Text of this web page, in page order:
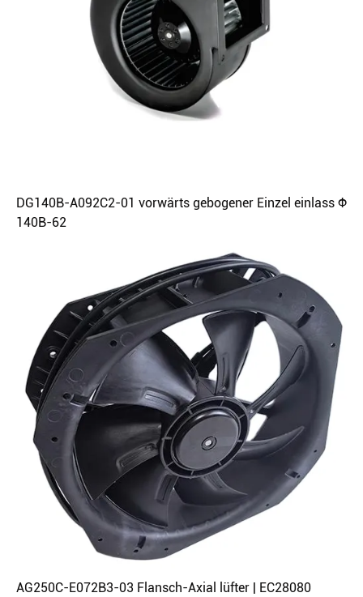
DG140B-A092C2-01 vorwärts gebogener Einzel einlass Φ
140B-62
AG250C-E072B3-03 Flansch-Axial lüfter | EC28080